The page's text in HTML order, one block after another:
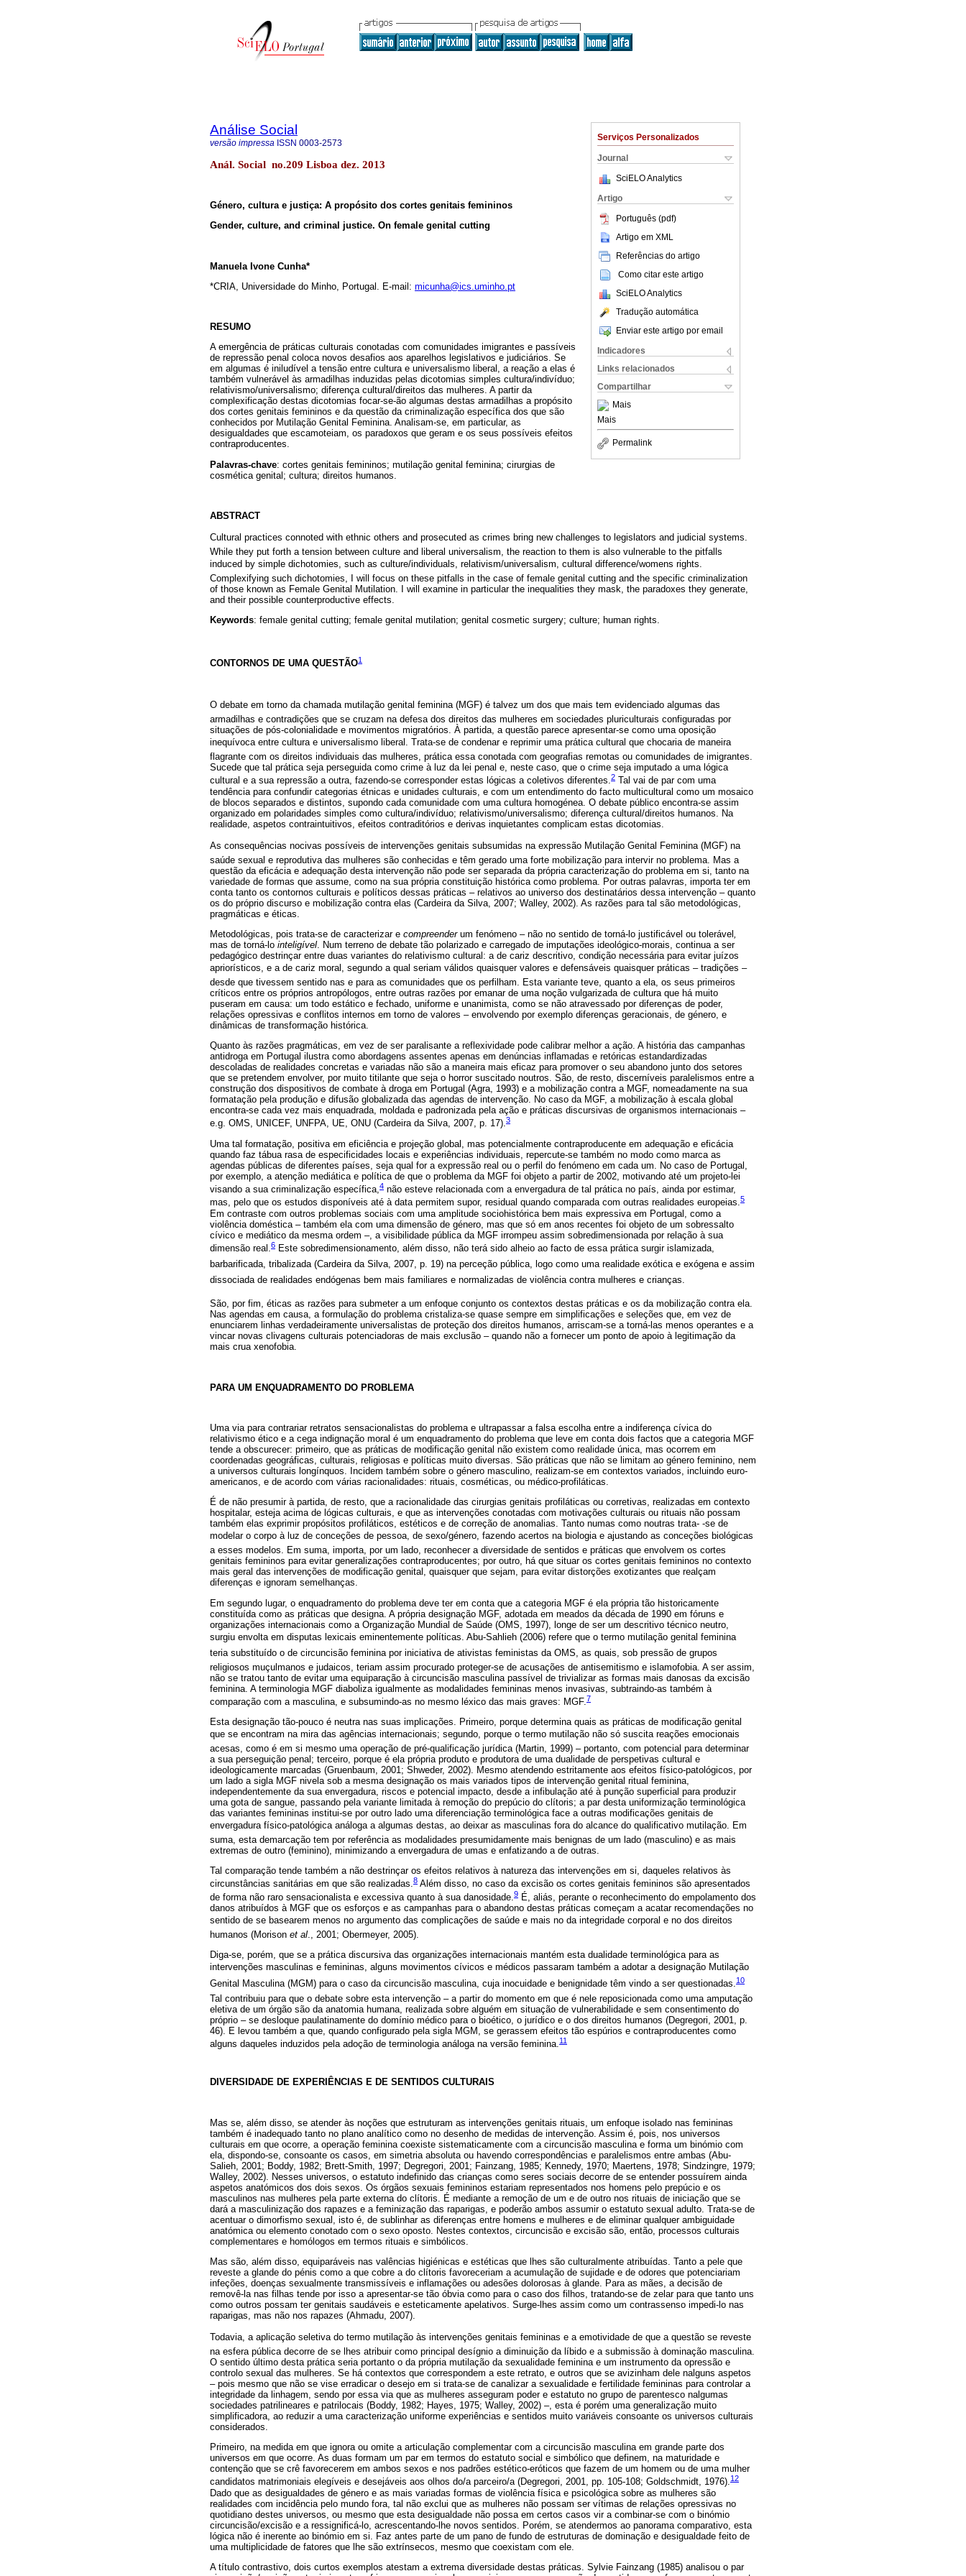
Serviços Personalizados
Journal
SciELO Analytics
Artigo
Português (pdf)
Artigo em XML
Referências do artigo
Como citar este artigo
SciELO Analytics
Tradução automática
Enviar este artigo por email
Indicadores
Links relacionados
Compartilhar
Mais
Mais
Permalink
Análise Social
versão impressa ISSN 0003-2573
Anál. Social no.209 Lisboa dez. 2013
Género, cultura e justiça: A propósito dos cortes genitais femininos
Gender, culture, and criminal justice. On female genital cutting
Manuela Ivone Cunha*
*CRIA, Universidade do Minho, Portugal. E-mail: micunha@ics.uminho.pt
RESUMO
A emergência de práticas culturais conotadas com comunidades imigrantes e passíveis
de repressão penal coloca novos desafios aos aparelhos legislativos e judiciários. Se
em algumas é iniludível a tensão entre cultura e universalismo liberal, a reação a elas é
também vulnerável às armadilhas induzidas pelas dicotomias simples cultura/indivíduo;
relativismo/universalismo; diferença cultural/direitos das mulheres. A partir da
complexificação destas dicotomias focar-se-ão algumas destas armadilhas a propósito
dos cortes genitais femininos e da questão da criminalização específica dos que são
conhecidos por Mutilação Genital Feminina. Analisam-se, em particular, as
desigualdades que escamoteiam, os paradoxos que geram e os seus possíveis efeitos
contraproducentes.
Palavras-chave: cortes genitais femininos; mutilação genital feminina; cirurgias de
cosmética genital; cultura; direitos humanos.
ABSTRACT
Cultural practices connoted with ethnic others and prosecuted as crimes bring new challenges to legislators and judicial systems.
While they put forth a tension between culture and liberal universalism, the reaction to them is also vulnerable to the pitfalls
induced by simple dichotomies, such as culture/individuals, relativism/universalism, cultural difference/womens rights.
Complexifying such dichotomies, I will focus on these pitfalls in the case of female genital cutting and the specific criminalization
of those known as Female Genital Mutilation. I will examine in particular the inequalities they mask, the paradoxes they generate,
and their possible counterproductive effects.
Keywords: female genital cutting; female genital mutilation; genital cosmetic surgery; culture; human rights.
CONTORNOS DE UMA QUESTÃO1
O debate em torno da chamada mutilação genital feminina (MGF) é talvez um dos que mais tem evidenciado algumas das
armadilhas e contradições que se cruzam na defesa dos direitos das mulheres em sociedades pluriculturais configuradas por
situações de pós-colonialidade e movimentos migratórios. À partida, a questão parece apresentar-se como uma oposição
inequívoca entre cultura e universalismo liberal. Trata-se de condenar e reprimir uma prática cultural que chocaria de maneira
flagrante com os direitos individuais das mulheres, prática essa conotada com geografias remotas ou comunidades de imigrantes.
Sucede que tal prática seja perseguida como crime à luz da lei penal e, neste caso, que o crime seja imputado a uma lógica
cultural e a sua repressão a outra, fazendo-se corresponder estas lógicas a coletivos diferentes.2
Tal vai de par com uma
tendência para confundir categorias étnicas e unidades culturais, e com um entendimento do facto multicultural como um mosaico
de blocos separados e distintos, supondo cada comunidade com uma cultura homogénea. O debate público encontra-se assim
organizado em polaridades simples como cultura/indivíduo; relativismo/universalismo; diferença cultural/direitos humanos. Na
realidade, aspetos contraintuitivos, efeitos contraditórios e derivas inquietantes complicam estas dicotomias.
As consequências nocivas possíveis de intervenções genitais subsumidas na expressão Mutilação Genital Feminina (MGF) na
saúde sexual e reprodutiva das mulheres são conhecidas e têm gerado uma forte mobilização para intervir no problema. Mas a
questão da eficácia e adequação desta intervenção não pode ser separada da própria caracterização do problema em si, tanto na
variedade de formas que assume, como na sua própria constituição histórica como problema. Por outras palavras, importa ter em
conta tanto os contornos culturais e políticos dessas práticas – relativos ao universo dos destinatários dessa intervenção – quanto
os do próprio discurso e mobilização contra elas (Cardeira da Silva, 2007; Walley, 2002). As razões para tal são metodológicas,
pragmáticas e éticas.
Metodológicas, pois trata-se de caracterizar e compreenderum fenómeno – não no sentido de torná-lo justificável ou tolerável ,
mas de torná-lo inteligível. Num terreno de debate tão polarizado e carregado de imputações ideológico-morais, continua a ser
pedagógico destrinçar entre duas variantes do relativismo cultural: a de cariz descritivo, condição necessária para evitar juízos
apriorísticos, e a de cariz moral, segundo a qual seriam válidos quaisquer valores e defensáveis quaisquer práticas – tradições –
desde que tivessem sentido nas e para as comunidades que os perfilham. Esta variante teve, quanto a ela, os seus primeiros
críticos entre os próprios antropólogos, entre outras razões por emanar de uma noção vulgarizada de cultura que há muito
puseram em causa: um todo estático e fechado, uniforme e unanimista, como se não atravessado por diferenças de poder,
relações opressivas e conflitos internos em torno de valores – envolvendo por exemplo diferenças geracionais, de género, e
dinâmicas de transformação histórica.
Quanto às razões pragmáticas, em vez de ser paralisante a reflexividade pode calibrar melhor a ação. A história das campanhas
antidroga em Portugal ilustra como abordagens assentes apenas em denúncias inflamadas e retóricas estandardizadas
descoladas de realidades concretas e variadas não são a maneira mais eficaz para promover o seu abandono junto dos setores
que se pretendem envolver, por muito titilante que seja o horror suscitado noutros. São, de resto, discerníveis paralelismos entre a
construção dos dispositivos de combate à droga em Portugal (Agra, 1993) e a mobilização contra a MGF, nomeadamente na sua
formatação pela produção e difusão globalizada das agendas de intervenção. No caso da MGF, a mobilização à escala global
encontra-se cada vez mais enquadrada, moldada e padronizada pela ação e práticas discursivas de organismos internacionais –
e.g. OMS, UNICEF, UNFPA, UE, ONU (Cardeira da Silva, 2007, p. 17).3
Uma tal formatação, positiva em eficiência e projeção global, mas potencialmente contraproducente em adequação e eficácia
quando faz tábua rasa de especificidades locais e experiências individuais, repercute-se também no modo como marca as
agendas públicas de diferentes países, seja qual for a expressão real ou o perfil do fenómeno em cada um. No caso de Portugal,
por exemplo, a atenção mediática e política de que o problema da MGF foi objeto a partir de 2002, motivando até um projeto-lei
visando a sua criminalização específica,4 não esteve relacionada com a envergadura de tal prática no país, ainda por estimar,
mas, pelo que os estudos disponíveis até à data permitem supor, residual quando comparada com outras realidades europeias.5
Em contraste com outros problemas sociais com uma amplitude sociohistórica bem mais expressiva em Portugal, como a
violência doméstica – também ela com uma dimensão de género, mas que só em anos recentes foi objeto de um sobressalto
cívico e mediático da mesma ordem –, a visibilidade pública da MGF irrompeu assim sobredimensionada por relação à sua
dimensão real.6 Este sobredimensionamento, além disso, não terá sido alheio ao facto de essa prática surgir islamizada,
barbarificada, tribalizada (Cardeira da Silva, 2007, p. 19) na perceção pública, logo como uma realidade exótica e exógena e assim
dissociada de realidades endógenas bem mais familiares e normalizadas de violência contra mulheres e crianças.
São, por fim, éticas as razões para submeter a um enfoque conjunto os contextos destas práticas e os da mobilização contra ela.
Nas agendas em causa, a formulação do problema cristaliza-se quase sempre em simplificações e seleções que, em vez de
enunciarem linhas verdadeiramente universalistas de proteção dos direitos humanos, arriscam-se a torná-las menos operantes e a
vincar novas clivagens culturais potenciadoras de mais exclusão – quando não a fornecer um ponto de apoio à legitimação da
mais crua xenofobia.
PARA UM ENQUADRAMENTO DO PROBLEMA
Uma via para contrariar retratos sensacionalistas do problema e ultrapassar a falsa escolha entre a indiferença cívica do
relativismo ético e a cega indignação moral é um enquadramento do problema que leve em conta dois factos que a categoria MGF
tende a obscurecer: primeiro, que as práticas de modificação genital não existem como realidade única, mas ocorrem em
coordenadas geográficas, culturais, religiosas e políticas muito diversas. São práticas que não se limitam ao género feminino, nem
a universos culturais longínquos. Incidem também sobre o género masculino, realizam-se em contextos variados, incluindo euro-
americanos, e de acordo com várias racionalidades: rituais, cosméticas, ou médico-profiláticas.
É de não presumir à partida, de resto, que a racionalidade das cirurgias genitais profiláticas ou corretivas, realizadas em contexto
hospitalar, esteja acima de lógicas culturais, e que as intervenções conotadas com motivações culturais ou rituais não possam
também elas exprimir propósitos profiláticos, estéticos e de correção de anomalias. Tanto numas como noutras trata- -se de
modelar o corpo à luz de conceções de pessoa, de sexo/género, fazendo acertos na biologia e ajustando as conceções biológicas
a esses modelos. Em suma, importa, por um lado, reconhecer a diversidade de sentidos e práticas que envolvem os cortes
genitais femininos para evitar generalizações contraproducentes; por outro, há que situar os cortes genitais femininos no contexto
mais geral das intervenções de modificação genital, quaisquer que sejam, para evitar distorções exotizantes que realçam
diferenças e ignoram semelhanças.
Em segundo lugar, o enquadramento do problema deve ter em conta que a categoria MGF é ela própria tão historicamente
constituída como as práticas que designa. A própria designação MGF, adotada em meados da década de 1990 em fóruns e
organizações internacionais como a Organização Mundial de Saúde (OMS, 1997), longe de ser um descritivo técnico neutro,
surgiu envolta em disputas lexicais eminentemente políticas. Abu-Sahlieh (2006) refere que o termo mutilação genital feminina
teria substituído o de circuncisão feminina por iniciativa de ativistas feministas da OMS, as quais, sob pressão de grupos
religiosos muçulmanos e judaicos, teriam assim procurado proteger-se de acusações de antisemitismo e islamofobia. A ser assim,
não se tratou tanto de evitar uma equiparação à circuncisão masculina passível de trivializar as formas mais danosas da excisão
feminina. A terminologia MGF diaboliza igualmente as modalidades femininas menos invasivas, subtraindo-as também à
comparação com a masculina, e subsumindo-as no mesmo léxico das mais graves: MGF. 7
Esta designação tão-pouco é neutra nas suas implicações. Primeiro, porque determina quais as práticas de modificação genital
que se encontram na mira das agências internacionais; segundo, porque o termo mutilação não só suscita reações emocionais
acesas, como é em si mesmo uma operação de pré-qualificação jurídica (Martin, 1999) – portanto, com potencial para determinar
a sua perseguição penal; terceiro, porque é ela própria produto e produtora de uma dualidade de perspetivas cultural e
ideologicamente marcadas (Gruenbaum, 2001; Shweder, 2002). Mesmo atendendo estritamente aos efeitos físico-patológicos, por
um lado a sigla MGF nivela sob a mesma designação os mais variados tipos de intervenção genital ritual feminina,
independentemente da sua envergadura, riscos e potencial impacto, desde a infibulação até à punção superficial para produzir
uma gota de sangue, passando pela variante limitada à remoção do prepúcio do clítoris; a par desta uniformização terminológica
das variantes femininas institui-se por outro lado uma diferenciação terminológica face a outras modificações genitais de
envergadura físico-patológica análoga a algumas destas, ao deixar as masculinas fora do alcance do qualificativo mutilação. Em
suma, esta demarcação tem por referência as modalidades presumidamente mais benignas de um lado (masculino) e as mais
extremas de outro (feminino), minimizando a envergadura de umas e enfatizando a de outras.
Tal comparação tende também a não destrinçar os efeitos relativos à natureza das intervenções em si, daqueles relativos às
circunstâncias sanitárias em que são realizadas.8 Além disso, no caso da excisão os cortes genitais femininos são apresentados
de forma não raro sensacionalista e excessiva quanto à sua danosidade.9 É, aliás, perante o reconhecimento do empolamento dos
danos atribuídos à MGF que os esforços e as campanhas para o abandono destas práticas começam a acatar recomendações no
sentido de se basearem menos no argumento das complicações de saúde e mais no da integridade corporal e no dos direitos
humanos (Morison et al., 2001; Obermeyer, 2005).
Diga-se, porém, que se a prática discursiva das organizações internacionais mantém esta dualidade terminológica para as
intervenções masculinas e femininas, alguns movimentos cívicos e médicos passaram também a adotar a designação Mutilação
Genital Masculina (MGM) para o caso da circuncisão masculina, cuja inocuidade e benignidade têm vindo a ser questionadas.10
Tal contribuiu para que o debate sobre esta intervenção – a partir do momento em que é nele reposicionada como uma amputação
eletiva de um órgão são da anatomia humana, realizada sobre alguém em situação de vulnerabilidade e sem consentimento do
próprio – se desloque paulatinamente do domínio médico para o bioético, o jurídico e o dos direitos humanos (Degregori, 2001, p.
46). E levou também a que, quando configurado pela sigla MGM, se gerassem efeitos tão espúrios e contraproducentes como
alguns daqueles induzidos pela adoção de terminologia análoga na versão feminina.11
DIVERSIDADE DE EXPERIÊNCIAS E DE SENTIDOS CULTURAIS
Mas se, além disso, se atender às noções que estruturam as intervenções genitais rituais, um enfoque isolado nas femininas
também é inadequado tanto no plano analítico como no desenho de medidas de intervenção. Assim é, pois, nos universos
culturais em que ocorre, a operação feminina coexiste sistematicamente com a circuncisão masculina e forma um binómio com
ela, dispondo-se, consoante os casos, em simetria absoluta ou havendo correspondências e paralelismos entre ambas (Abu-
Salieh, 2001; Boddy, 1982; Brett-Smith, 1997; Degregori, 2001; Fainzang, 1985; Kennedy, 1970; Maertens, 1978; Sindzingre, 1979;
Walley, 2002). Nesses universos, o estatuto indefinido das crianças como seres sociais decorre de se entender possuírem ainda
aspetos anatómicos dos dois sexos. Os órgãos sexuais femininos estariam representados nos homens pelo prepúcio e os
masculinos nas mulheres pela parte externa do clítoris. É mediante a remoção de um e de outro nos rituais de iniciação que se
dará a masculinização dos rapazes e a feminização das raparigas, e poderão ambos assumir o estatuto sexual adulto. Trata-se de
acentuar o dimorfismo sexual, isto é, de sublinhar as diferenças entre homens e mulheres e de eliminar qualquer ambiguidade
anatómica ou elemento conotado com o sexo oposto. Nestes contextos, circuncisão e excisão são, então, processos culturais
complementares e homólogos em termos rituais e simbólicos.
Mas são, além disso, equiparáveis nas valências higiénicas e estéticas que lhes são culturalmente atribuídas. Tanto a pele que
reveste a glande do pénis como a que cobre a do clítoris favoreceriam a acumulação de sujidade e de odores que potenciariam
infeções, doenças sexualmente transmissíveis e inflamações ou adesões dolorosas à glande. Para as mães, a decisão de
removê-la nas filhas tende por isso a apresentar-se tão óbvia como para o caso dos filhos, tratando-se de zelar para que tanto uns
como outros possam ter genitais saudáveis e esteticamente apelativos. Surge-lhes assim como um contrassenso impedi-lo nas
raparigas, mas não nos rapazes (Ahmadu, 2007).
Todavia, a aplicação seletiva do termo mutilação às intervenções genitais femininas e a emotividade de que a questão se reveste
na esfera pública decorre de se lhes atribuir como principal desígnio a diminuição da líbido e a submissão à dominação masculina.
O sentido último desta prática seria portanto o da própria mutilação da sexualidade feminina e um instrumento da opressão e
controlo sexual das mulheres. Se há contextos que correspondem a este retrato, e outros que se avizinham dele nalguns aspetos
– pois mesmo que não se vise erradicar o desejo em si trata-se de canalizar a sexualidade e fertilidade femininas para controlar a
integridade da linhagem, sendo por essa via que as mulheres asseguram poder e estatuto no grupo de parentesco nalgumas
sociedades patrilineares e patrilocais (Boddy, 1982; Hayes, 1975; Walley, 2002) –, esta é porém uma generalização muito
simplificadora, ao reduzir a uma caracterização uniforme experiências e sentidos muito variáveis consoante os universos culturais
considerados.
Primeiro, na medida em que ignora ou omite a articulação complementar com a circuncisão masculina em grande parte dos
universos em que ocorre. As duas formam um par em termos do estatuto social e simbólico que definem, na maturidade e
contenção que se crê favorecerem em ambos sexos e nos padrões estético-eróticos que fazem de um homem ou de uma mulher
candidatos matrimoniais elegíveis e desejáveis aos olhos do/a parceiro/a (­Degregori, 2001, pp. 105-108; Goldschmidt, 1976).12
Dado que as desigualdades de género e as mais variadas formas de violência física e psicológica sobre as mulheres são
realidades com incidência pelo mundo fora, tal não exclui que as mulheres não possam ser vítimas de relações opressivas no
quotidiano destes universos, ou mesmo que esta desigualdade não possa em certos casos vir a combinar-se com o binómio
circuncisão/excisão e a ressignificá-lo, acrescentando-lhe novos sentidos. Porém, se atendermos ao panorama comparativo, esta
lógica não é inerente ao binómio em si. Faz antes parte de um pano de fundo de estruturas de dominação e desigualdade feito de
uma multiplicidade de fatores que lhe são extrínsecos, mesmo que coexistam com ele.
A título contrastivo, dois curtos exemplos atestam a extrema diversidade destas práticas. Sylvie Fainzang (1985) analisou o par